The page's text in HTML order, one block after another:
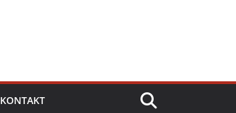
KONTAKT